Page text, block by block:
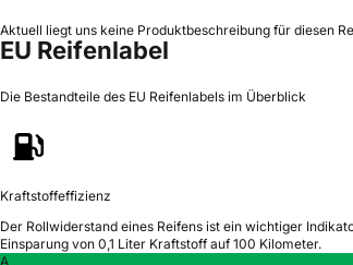
Aktuell liegt uns keine Produktbeschreibung für diesen
EU Reifenlabel
Die Bestandteile des EU Reifenlabels im Überblick
Kraftstoffeffizienz
Der Rollwiderstand eines Reifens ist ein wichtiger
Einsparung von 0,1 Liter Kraftstoff auf 100 Kilometer.
A